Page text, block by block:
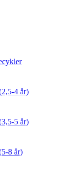
4 år)
5 år)
8 år)